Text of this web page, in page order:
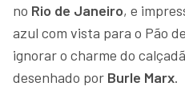
no Rio de Janeiro, e
azul com vista para o Pão
ignorar o charme do
desenhado por Burle Marx.